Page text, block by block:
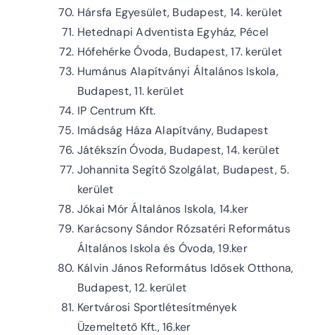
Hársfa Egyesület, Budapest, 14. kerület
Hetednapi Adventista Egyház, Pécel
Hófehérke Óvoda, Budapest, 17. kerület
Humánus Alapítványi Általános Iskola,
Budapest, 11. kerület
IP Centrum Kft.
Imádság Háza Alapítvány, Budapest
Játékszín Óvoda, Budapest, 14. kerület
Johannita Segítő Szolgálat, Budapest, 5.
kerület
Jókai Mór Általános Iskola, 14.ker
Karácsony Sándor Rózsatéri Református
Általános Iskola és Óvoda, 19.ker
Kálvin János Református Idősek Otthona,
Budapest, 12. kerület
Kertvárosi Sportlétesítmények
Üzemeltető Kft., 16.ker